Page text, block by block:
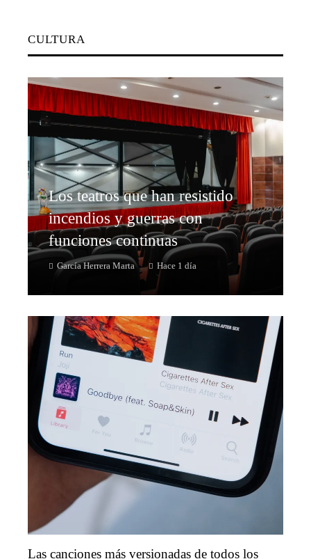
CULTURA
Los teatros que han resistido
incendios y guerras con
funciones continuas
García Herrera Marta Hace 1 día
Las canciones más versionadas de todos los